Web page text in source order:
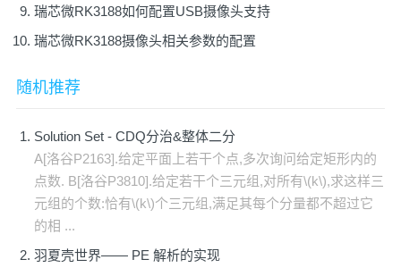
瑞芯微RK3188如何配置USB摄像头支持
瑞芯微RK3188摄像头相关参数的配置
随机推荐
Solution Set - CDQ分治&整体二分
A[洛谷P2163].给定平面上若干个点,多次询问给定矩形内的
点数. B[洛谷P3810].给定若干个三元组,对所有\(k\),求这样三
元组的个数:恰有\(k\)个三元组,满足其每个分量都不超过它
的相 ...
羽夏壳世界—— PE 解析的实现